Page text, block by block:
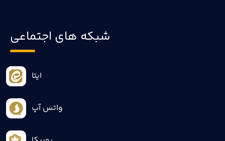
شبکه های اجتماعی
ایتا
واتس آپ